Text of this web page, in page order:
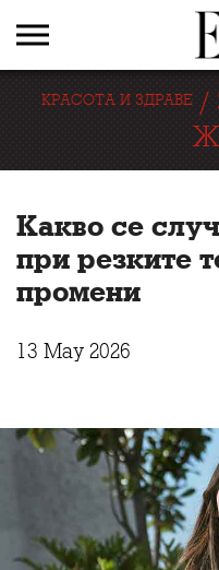
КРАСОТА И ЗДРАВЕ /
Какво се
при резките
промени
13 May 2026